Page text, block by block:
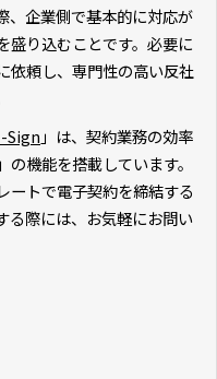
、企業側で基本的に対応が
盛り込むことです。必要に
依頼し、専門性の高い反社
Sign 」は、契約業務の効率
機能を搭載しています。
ートで電子契約を締結する
る際には、お気軽にお問い